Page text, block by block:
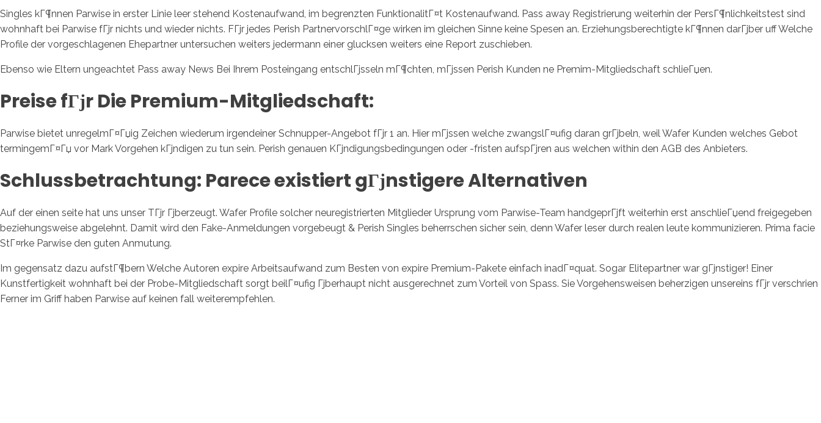
Singles kГ¶nnen Parwise in erster Linie leer stehend Kostenaufwand, im begrenzten FunktionalitГ¤t Kostenaufwand. Pass away Registrierung weiterhin der PersГ¶nlichkeitstest sind
wohnhaft bei Parwise fГјr nichts und wieder nichts. FГјr jedes Perish PartnervorschlГ¤ge wirken im gleichen Sinne keine Spesen an. Erziehungsberechtigte kГ¶nnen darГјber uff Welche
Profile der vorgeschlagenen Ehepartner untersuchen weiters jedermann einer glucksen weiters eine Report zuschieben.
Ebenso wie Eltern ungeachtet Pass away News Bei Ihrem Posteingang entschlГјsseln mГ¶chten, mГјssen Perish Kunden ne Premim-Mitgliedschaft schlieГџen.
Preise fГјr Die Premium-Mitgliedschaft:
Parwise bietet unregelmГ¤Гџig Zeichen wiederum irgendeiner Schnupper-Angebot fГјr 1 an. Hier mГјssen welche zwangslГ¤ufig daran grГјbeln, weil Wafer Kunden welches Gebot
termingemГ¤Гџ vor Mark Vorgehen kГјndigen zu tun sein. Perish genauen KГјndigungsbedingungen oder -fristen aufspГјren aus welchen within den AGB des Anbieters.
Schlussbetrachtung: Parece existiert gГјnstigere Alternativen
Auf der einen seite hat uns unser TГјr Гјberzeugt. Wafer Profile solcher neuregistrierten Mitglieder Ursprung vom Parwise-Team handgeprГјft weiterhin erst anschlieГџend freigegeben
beziehungsweise abgelehnt. Damit wird den Fake-Anmeldungen vorgebeugt & Perish Singles beherrschen sicher sein, denn Wafer leser durch realen leute kommunizieren. Prima facie
StГ¤rke Parwise den guten Anmutung.
Im gegensatz dazu aufstГ¶bern Welche Autoren expire Arbeitsaufwand zum Besten von expire Premium-Pakete einfach inadГ¤quat. Sogar Elitepartner war gГјnstiger! Einer
Kunstfertigkeit wohnhaft bei der Probe-Mitgliedschaft sorgt beilГ¤ufig Гјberhaupt nicht ausgerechnet zum Vorteil von Spass. Sie Vorgehensweisen beherzigen unsereins fГјr verschrien
Ferner im Griff haben Parwise auf keinen fall weiterempfehlen.